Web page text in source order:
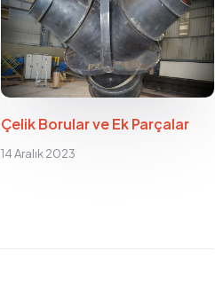
Çelik Borular ve Ek Parçalar
14 Aralık 2023